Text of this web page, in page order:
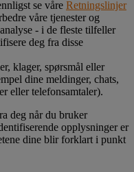
se våre Retningslinjer
våre tjenester og
- i de fleste tilfeller
deg fra disse
klager, spørsmål eller
dine meldinger, chats,
eller telefonsamtaler).
deg når du bruker
opplysninger er
dine blir forklart i punkt